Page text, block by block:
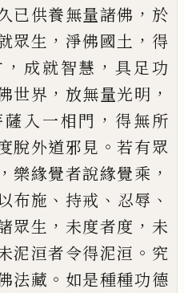
已供養無量諸佛 ， 於
眾生 ， 淨佛國土 ， 得
， 成就智慧 ， 具足功
世界 ， 放無量光明 ，
入一相門 ， 得無所
脫外道邪見 。若有眾
， 樂緣覺者說緣覺乘 ，
布施 、 持戒 、 忍辱 、
眾生 ， 未度者度 ， 未
泥洹者令得泥洹 。 究
法藏 。 如是種種功德